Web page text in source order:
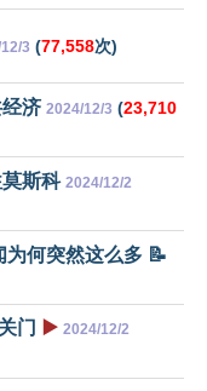
3 (77,558次)
济 2024/12/3 (23,710
斯科 2024/12/2
何突然这么多 📝
门 ▶️ 2024/12/2